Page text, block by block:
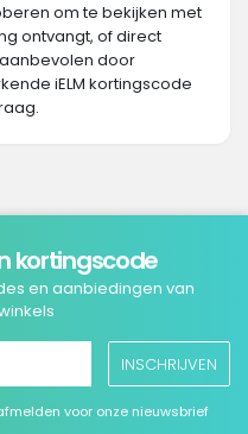
om te bekijken met
ontvangt, of direct
door
iELM kortingscode
kortingscode
en aanbiedingen van
INSCHRIJVEN
voor onze nieuwsbrief